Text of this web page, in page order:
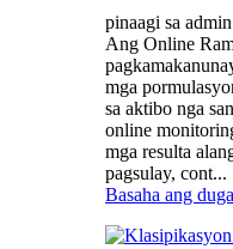
pinaagi sa
Ang Online
mga
sa aktibo nga
online
mga resulta
pagsulay, cont...
Basaha ang